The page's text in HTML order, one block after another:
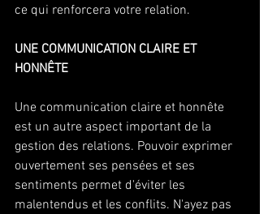
ce qui renforcera votre relation.
UNE COMMUNICATION CLAIRE ET
HONNÊTE
Une communication claire et honnête
est un autre aspect important de la
gestion des relations. Pouvoir exprimer
ouvertement ses pensées et ses
sentiments permet d'éviter les
malentendus et les conflits. N'ayez pas